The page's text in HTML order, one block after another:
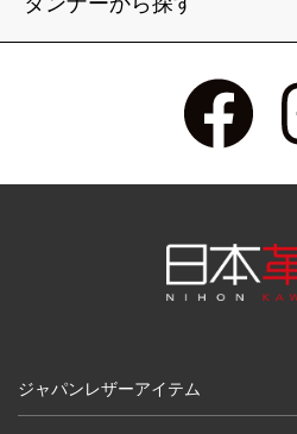
ジャパンレザーアイテム